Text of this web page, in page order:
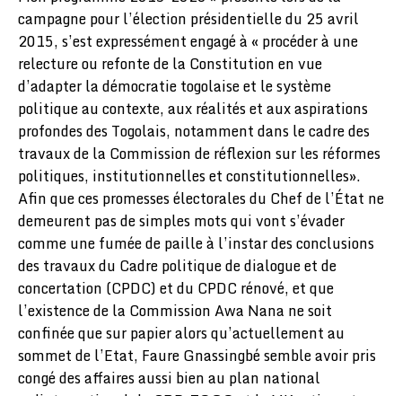
campagne pour l’élection présidentielle du 25 avril
2015, s’est expressément engagé à « procéder à une
relecture ou refonte de la Constitution en vue
d’adapter la démocratie togolaise et le système
politique au contexte, aux réalités et aux aspirations
profondes des Togolais, notamment dans le cadre des
travaux de la Commission de réflexion sur les réformes
politiques, institutionnelles et constitutionnelles».
Afin que ces promesses électorales du Chef de l’État ne
demeurent pas de simples mots qui vont s’évader
comme une fumée de paille à l’instar des conclusions
des travaux du Cadre politique de dialogue et de
concertation (CPDC) et du CPDC rénové, et que
l’existence de la Commission Awa Nana ne soit
confinée que sur papier alors qu’actuellement au
sommet de l’Etat, Faure Gnassingbé semble avoir pris
congé des affaires aussi bien au plan national